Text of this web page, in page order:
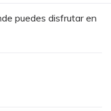
puedes disfrutar en